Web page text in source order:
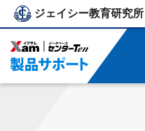
ジェイシー教育研究所
ジェイシー教育研究所